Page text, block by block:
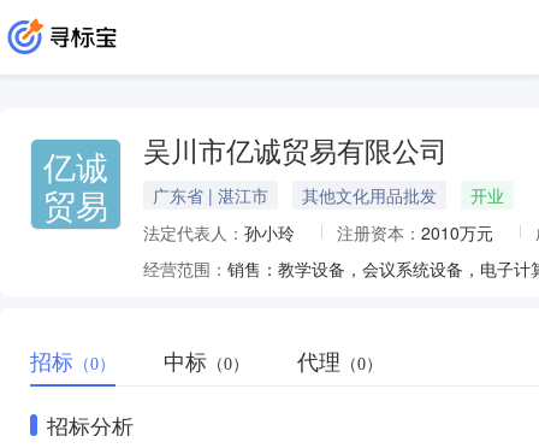
亿诚
贸易
吴川市亿诚贸易有限公司
广东省 | 湛江市 其他文化用品批发
开业
法定代表人： 孙小玲 注册资本： 2010万元
经营范围：
招标 （0） 中标 （0） 代理 （0）
招标分析